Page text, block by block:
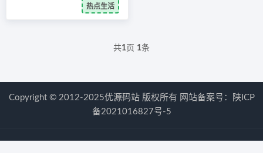
热点生活
共1 页 1条
Copyright © 2012-2025优源码站 版权所有 网站备案号：
陕ICP
备2021016827号-5